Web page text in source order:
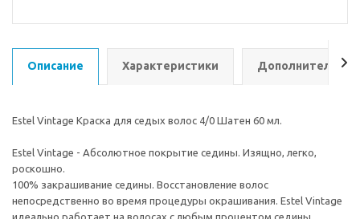
Описание Характеристики Дополнительно
Estel Vintage Краска для седых волос 4/0 Шатен 60 мл.
Estel Vintage - Абсолютное покрытие седины. Изящно, легко,
роскошно.
100% закрашивание седины. Восстановление волос
непосредственно во время процедуры окрашивания. Estel Vintage
идеально работает на волосах с любым процентом седины,